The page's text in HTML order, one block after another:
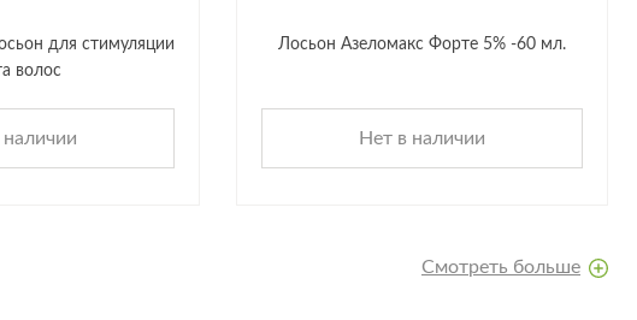
для стимуляции
волос
наличии
Лосьон Азеломакс Форте 5% -60 мл.
Нет в наличии
Смотреть больше